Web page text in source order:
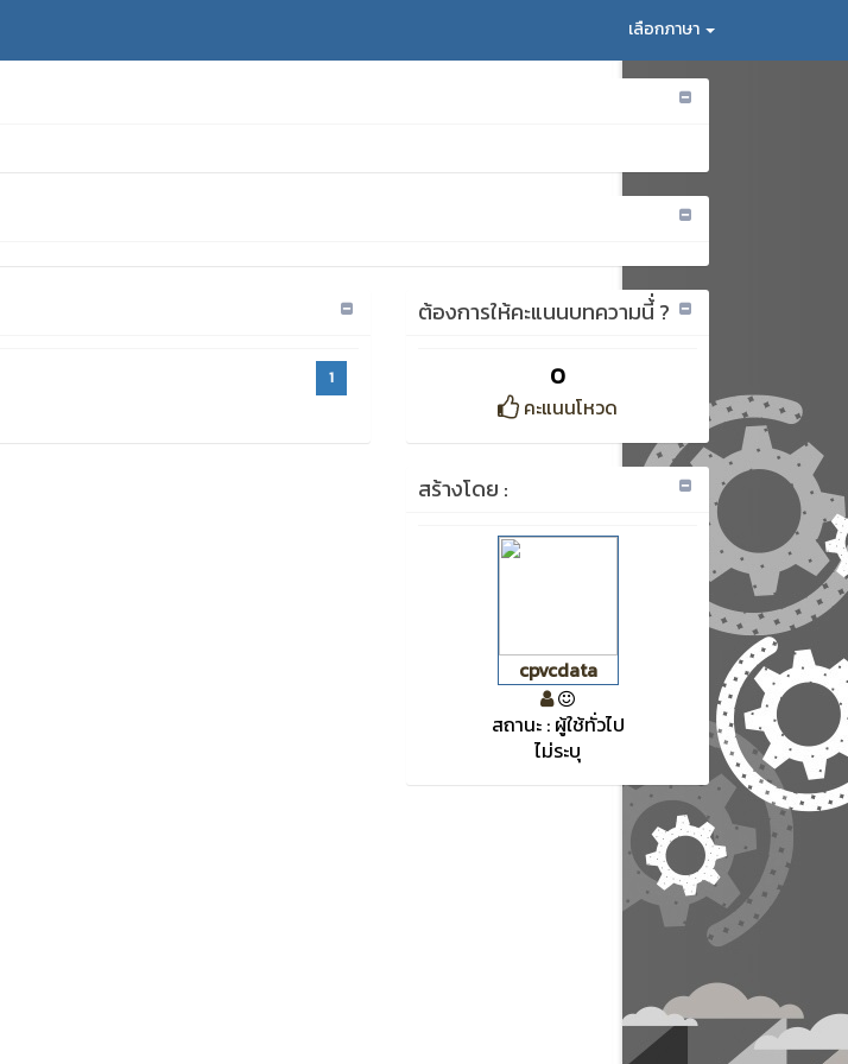
เลือกภาษา
1
ต้องการให้คะแนนบทความนี้่ ?
0
คะแนนโหวด
สร้างโดย :
cpvcdata
สถานะ : ผู้ใช้ทั่วไป
ไม่ระบุ